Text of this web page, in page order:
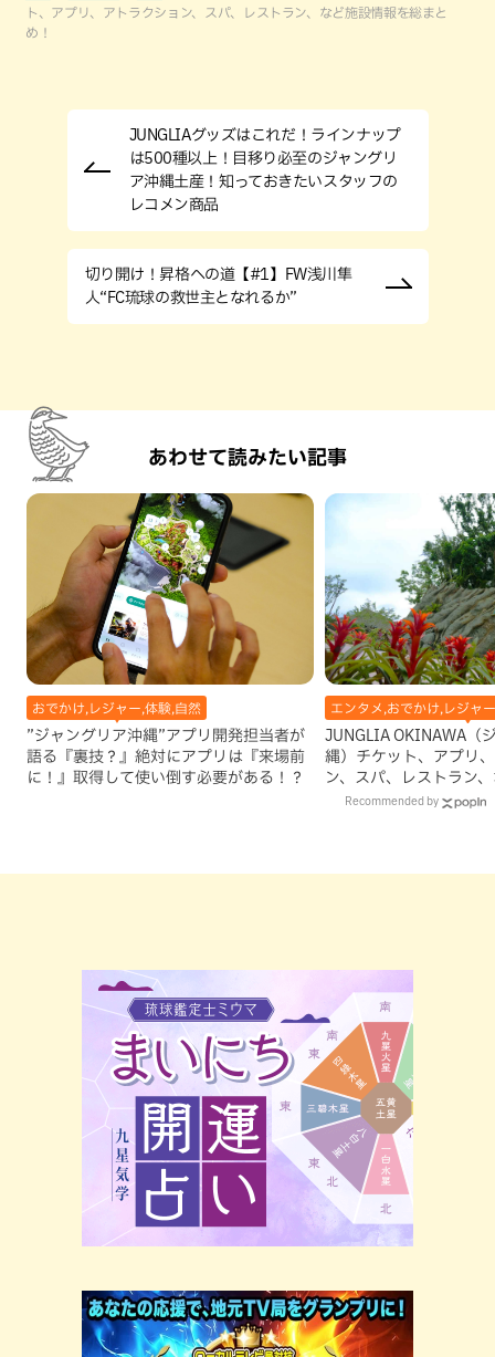
ト、アプリ、アトラクション、スパ、レストラン、など施設情報を総まと
め！
JUNGLIAグッズはこれだ！ラインナップ
は500種以上！目移り必至のジャングリ
ア沖縄土産！知っておきたいスタッフの
レコメン商品
切り開け！昇格への道【#1】FW浅川隼
人“FC琉球の救世主となれるか”
あわせて読みたい記事
おでかけ,レジャー,体験,自然
”ジャングリア沖縄”アプリ開発担当者が
語る『裏技？』絶対にアプリは『来場前
に！』取得して使い倒す必要がある！？
エンタメ,おでかけ,レジャ
JUNGLIA OKINAWA（
縄）チケット、アプリ
ン、スパ、レストラン
開業前に総まとめ！
Recommended by